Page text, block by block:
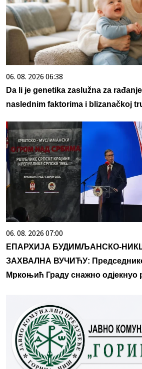
06. 08. 2026 06:38
Da li je genetika zaslužna za
naslednim faktorima i blizanačkoj
06. 08. 2026 07:00
ЕПАРХИЈА БУДИМЉАНСКО-
ЗАХВАЛНА ВУЧИЋУ:
Мркоњић Граду снажно одјекнуо